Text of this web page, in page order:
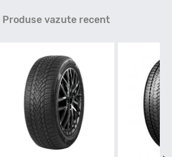
Produse vazute recent